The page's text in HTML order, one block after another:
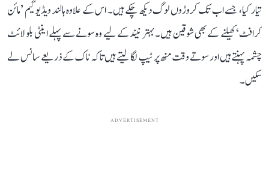
تیار کیا، جسے اب تک کروڑوں لوگ دیکھ چکے ہیں۔ اس کے علاوہ ہالند ویڈیو گیم ’مائن
کرافٹ‘ کھیلنے کے بھی شوقین ہیں۔ بہتر نیند کے لیے وہ سونے سے پہلے اینٹی بلو لائٹ
چشمہ پہنتے ہیں اور سوتے وقت منھ پر ٹیپ لگا لیتے ہیں تاکہ ناک کے ذریعے سانس لے
سکیں۔
ADVERTISEMENT